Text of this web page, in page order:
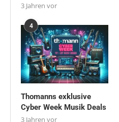
3 Jahren vor
4
Thomanns exklusive
Cyber Week Musik Deals
3 Jahren vor